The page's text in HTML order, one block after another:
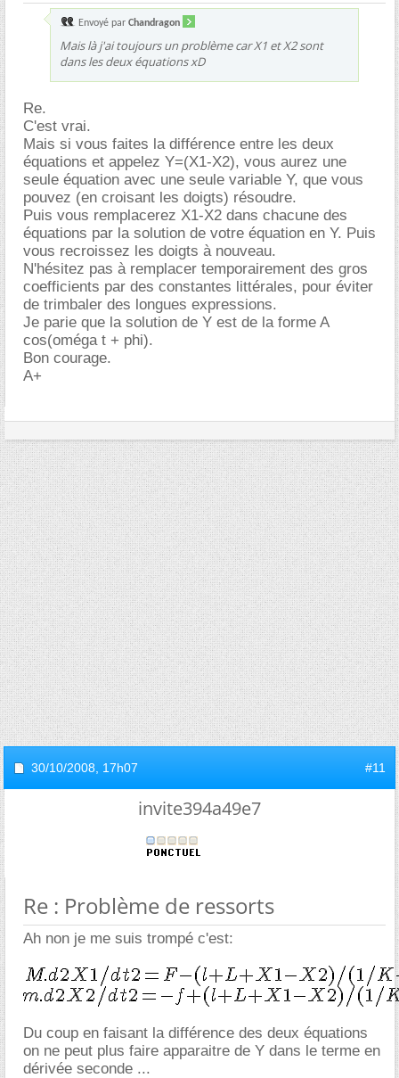
Envoyé par Chandragon
Mais là j'ai toujours un problème car X1 et X2 sont
dans les deux équations xD
Re.
C'est vrai.
Mais si vous faites la différence entre les deux
équations et appelez Y=(X1-X2), vous aurez une
seule équation avec une seule variable Y, que vous
pouvez (en croisant les doigts) résoudre.
Puis vous remplacerez X1-X2 dans chacune des
équations par la solution de votre équation en Y. Puis
vous recroissez les doigts à nouveau.
N'hésitez pas à remplacer temporairement des gros
coefficients par des constantes littérales, pour éviter
de trimbaler des longues expressions.
Je parie que la solution de Y est de la forme A
cos(oméga t + phi).
Bon courage.
A+
30/10/2008, 17h07 #11
invite394a49e7
Re : Problème de ressorts
Ah non je me suis trompé c'est:
Du coup en faisant la différence des deux équations
on ne peut plus faire apparaitre de Y dans le terme en
dérivée seconde ...